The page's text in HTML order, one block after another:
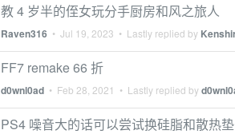
教 4 岁半的侄女玩分手厨房和风之旅人
Raven316 • Jul 19, 2023 • Lastly replied by
FF7 remake 66 折
d0wnl0ad • Feb 28, 2021 • Lastly replied by
PS4 噪音大的话可以尝试换硅脂和散热垫